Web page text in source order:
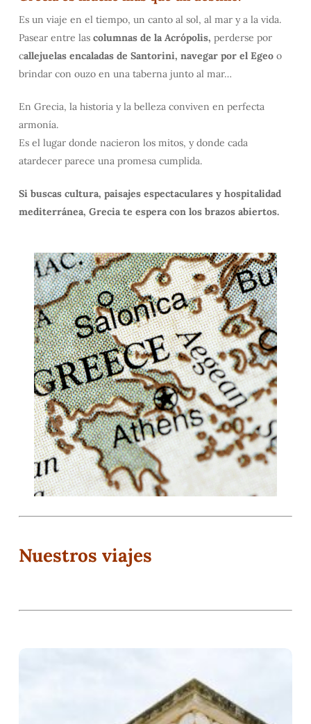
Es un viaje en el tiempo, un canto al sol, al mar y a la vida.
Pasear entre las columnas de la Acrópolis, perderse por
callejuelas encaladas de Santorini, navegar por el Egeoo
brindar con ouzo en una taberna junto al mar…
En Grecia, la historia y la belleza conviven en perfecta
armonía.
Es el lugar donde nacieron los mitos, y donde cada
atardecer parece una promesa cumplida.
Si buscas cultura, paisajes espectaculares y hospitalidad
mediterránea, Grecia te espera con los brazos abiertos.
Nuestros viajes
Creta